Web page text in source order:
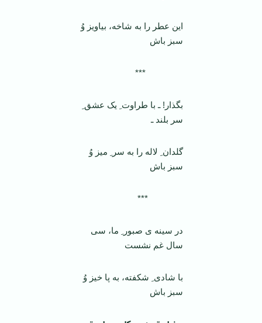
این عطر را به شاخه، بیاویز وُ
سبز باش
***
بگذار! ـ با طراوت ِ یک عشق ِ
سر بلند ـ
گلدان ِ لاله را به سر ِ میز وُ
سبز باش
***
در سینه ی صبور ِ ما، سی
سال غم نشست
با شادی ِ شکفته، به پا خیز وُ
سبز باش